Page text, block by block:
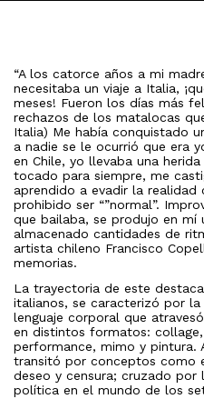
“A los catorce años a mi
necesitaba un viaje a Italia,
meses! Fueron los días más
rechazos de los matalocas
Italia) Me había conquistado
a nadie se le ocurrió que era
en Chile, yo llevaba una
tocado para siempre, me
aprendido a evadir la realidad
prohibido ser “”normal”.
que bailaba, se produjo en mí
almacenado cantidades de
artista chileno Francisco
memorias.
La trayectoria de este
italianos, se caracterizó por
lenguaje corporal que
en distintos formatos:
performance, mimo y pintura.
transitó por conceptos como
deseo y censura; cruzado por
política en el mundo de los